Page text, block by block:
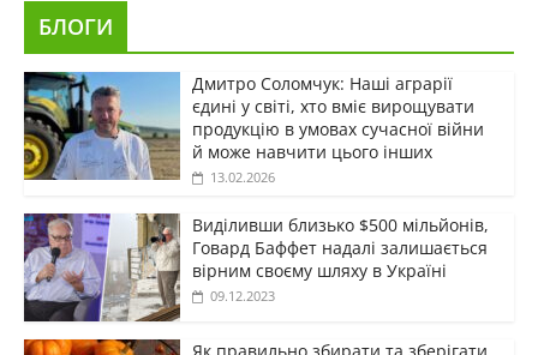
БЛОГИ
Дмитро Соломчук: Наші аграрії
єдині у світі, хто вміє вирощувати
продукцію в умовах сучасної війни
й може навчити цього інших
13.02.2026
Виділивши близько $500 мільйонів,
Говард Баффет надалі залишається
вірним своєму шляху в Україні
09.12.2023